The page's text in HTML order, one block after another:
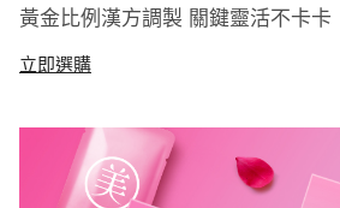
黃金比例漢方調製 關鍵靈活不卡卡
立即選購